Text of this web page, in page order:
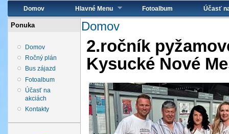
Hlavné menu
Domov Hlavné Menu Fotoalbum Účasť
Ponuka
Domov
Ročný plán
Bus zájazd
Fotoalbum
Účasť na
akciách
Kontakty
Nachádzate sa tu
Domov
2.ročník
Kysucké Nové